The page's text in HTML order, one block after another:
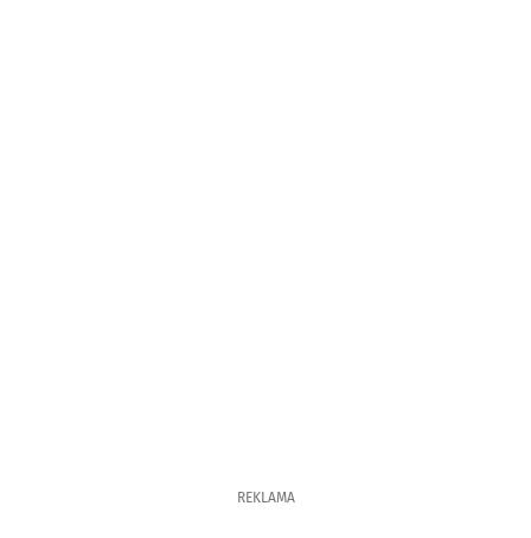
REKLAMA